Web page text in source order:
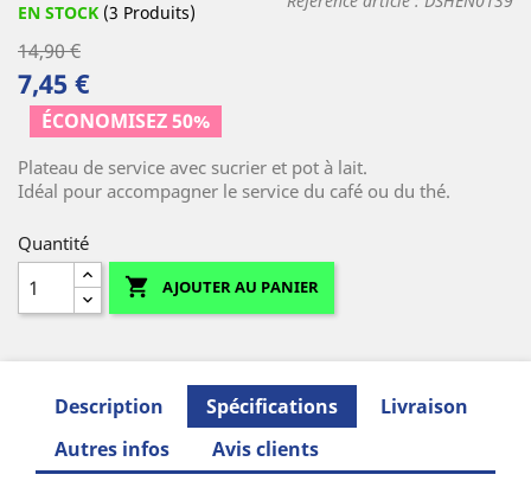
EN STOCK (3 Produits)
14,90 €
7,45 €
ÉCONOMISEZ 50%
Plateau de service avec sucrier et pot à lait.
Idéal pour accompagner le service du café ou du thé.
Quantité
 AJOUTER AU PANIER
Description Spécifications
Livraison
Autres infos
Avis clients